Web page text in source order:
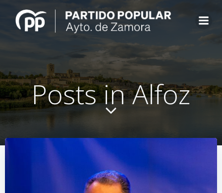
al
contenido
Posts in Alfoz